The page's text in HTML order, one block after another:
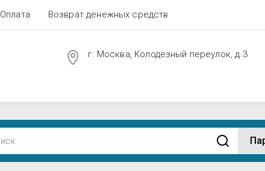
Оплата Возврат денежных средств
г. Москва, Колодезный переулок, д.3